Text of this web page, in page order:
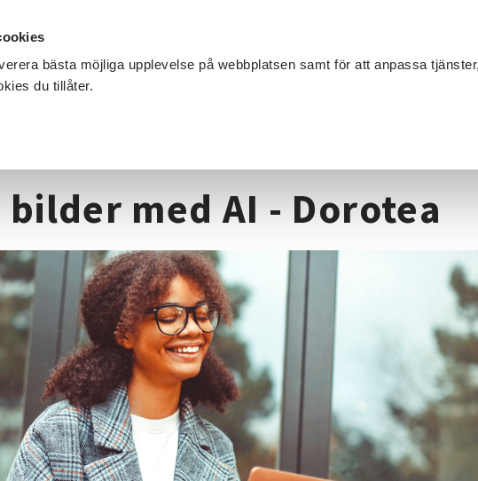
bästa möjliga upplevelse på webbplatsen samt för att anpassa
du tillåter.
SÖK KURSER OCH EVENEMANG
bilder med AI - Dorotea